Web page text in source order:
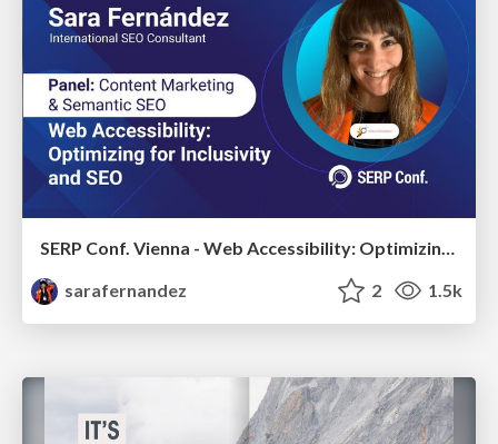
SERP Conf. Vienna - Web Accessibility: Optimizing for Inclusivity and SEO
sarafernandez
2 1.5k